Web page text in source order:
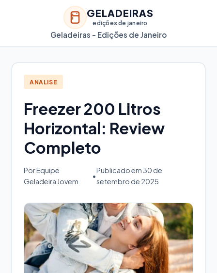
GELADEIRAS
edições de janeiro
Geladeiras - Edições de Janeiro
ANALISE
Freezer 200 Litros
Horizontal: Review
Completo
Por Equipe
Geladeira Jovem
•
Publicado em 30 de
setembro de 2025